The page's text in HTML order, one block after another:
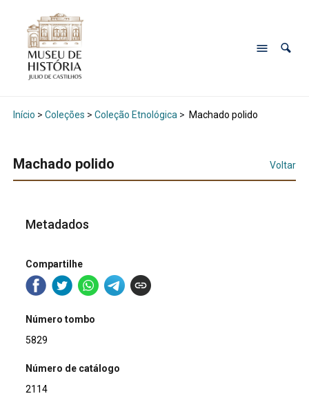
Início > Coleções > Coleção Etnológica > Machado polido
Machado polido Voltar
Metadados
Compartilhe
Número tombo
5829
Número de catálogo
2114